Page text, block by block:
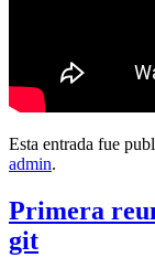
Esta entrada fue
admin.
Primera
git